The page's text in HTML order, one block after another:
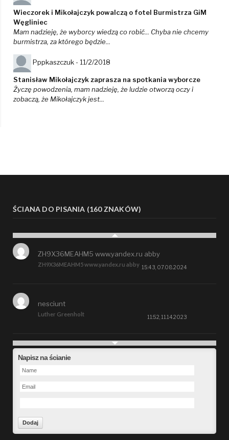
Wieczorek i Mikołajczyk powalczą o fotel Burmistrza GiM
Węgliniec
Mam nadzieję, że wyborcy wiedzą co robić... Chyba nie chcemy
burmistrza, za którego będzie...
Pppkaszczuk - 11/2/2018
Stanisław Mikołajczyk zaprasza na spotkania wyborcze
Życzę powodzenia, mam nadzieję, że ludzie otworzą oczy i
zobaczą, że Mikołajczyk jest...
ŚCIANA DO PISANIA (160 ZNAKÓW)
ZH9X36MEAHM5 www.yandex.ru abby
ZH9X36MEAHM5 www.yandex.ru abby
15:43, 07.08.2024
Luther Greenholt
nesciunt
11:52, 11.14.2023
Future
Napisz na ścianie